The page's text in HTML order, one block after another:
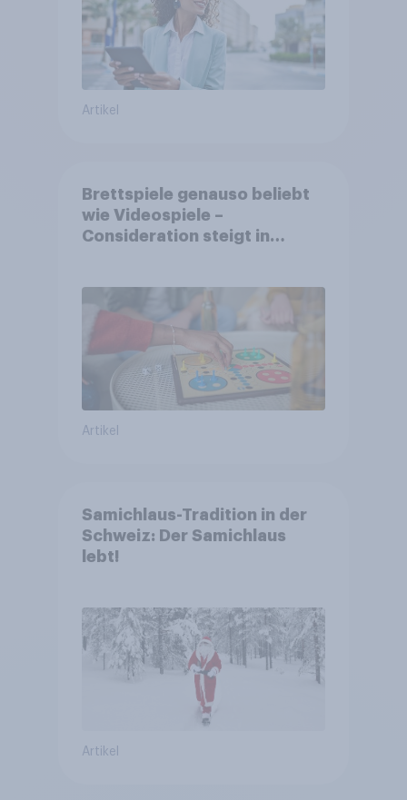
Artikel
Brettspiele genauso beliebt
wie Videospiele –
Consideration steigt in
Artikel
Samichlaus-Tradition in der
Schweiz: Der Samichlaus
lebt!
Artikel